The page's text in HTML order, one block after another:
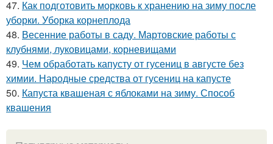
47. Как подготовить морковь к хранению на зиму после
уборки. Уборка корнеплода
48. Весенние работы в саду. Мартовские работы с
клубнями, луковицами, корневищами
49. Чем обработать капусту от гусениц в августе без
химии. Народные средства от гусениц на капусте
50. Капуста квашеная с яблоками на зиму. Способ
квашения